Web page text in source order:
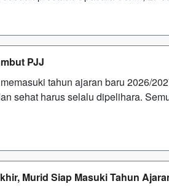
PJJ
tahun ajaran baru 2026/
sehat harus selalu dipelihara.
Murid Siap Masuki Tahun